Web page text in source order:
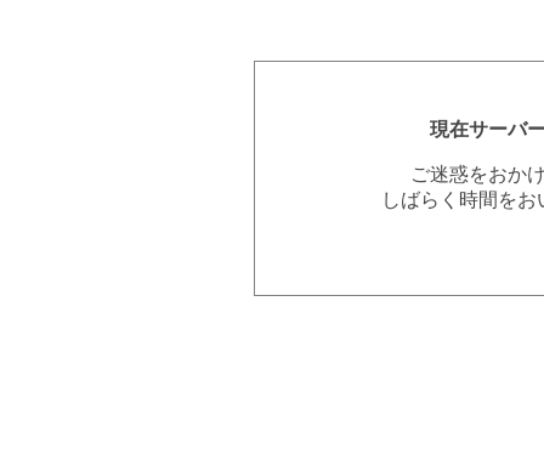
現在サーバ
ご迷惑をおか
しばらく時間を